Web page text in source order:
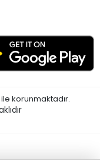
korunmaktadır.